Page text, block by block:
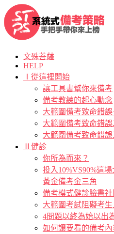
文殊菩薩
HELP
Ⅰ從這裡開始
讓工具書幫你來備考
備考教練的起心動念
大範圍備考致命錯誤
大範圍備考致命錯誤
大範圍備考致命錯誤
Ⅱ健診
你所為而來？
投入10%VS90%這
黃金備考金三角
備考模式健診臉書社
大範圍考試阻礙考
4問題以終為始以出
如何讓要看的備考